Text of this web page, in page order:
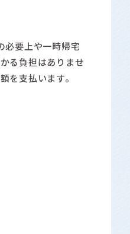
必要上や一時帰宅
る負担はありませ
を支払います。